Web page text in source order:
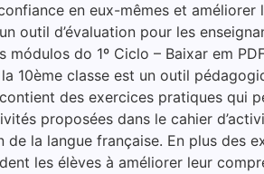
en eux-mêmes et
outil d’évaluation pour les
módulos do 1º Ciclo – Baixar em
10ème classe est un outil
des exercices pratiques qui
proposées dans le cahier
de la langue française. En plus des
les élèves à améliorer leur